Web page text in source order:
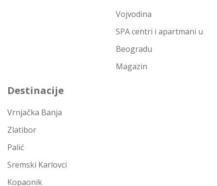
Vojvodina
SPA centri i apartmani u
Beogradu
Magazin
Destinacije
Vrnjačka Banja
Zlatibor
Palić
Sremski Karlovci
Kopaonik